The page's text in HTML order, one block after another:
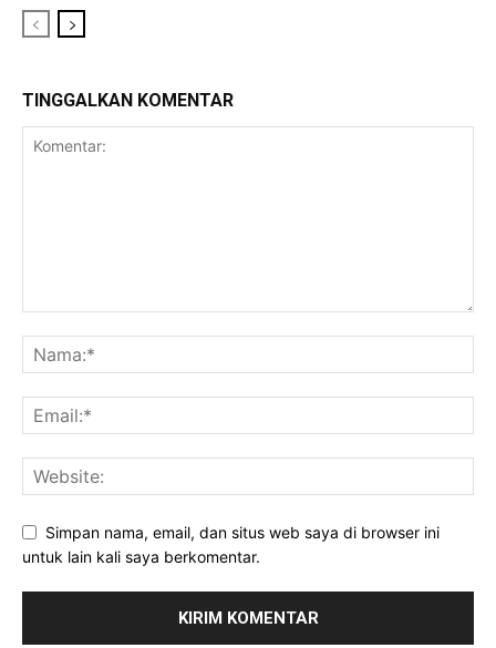
TINGGALKAN KOMENTAR
Simpan nama, email, dan situs web saya di browser ini
untuk lain kali saya berkomentar.